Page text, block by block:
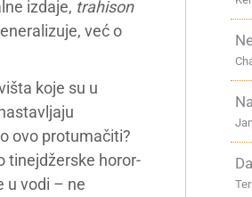
izdaje, trahison
već o
koje su u
ovo protumačiti?
tinejdžerske horor-
u vodi – ne